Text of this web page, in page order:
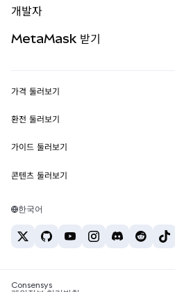
무기한 선물
실물자산
개발자
MetaMask Connect
Snaps
웹3 서비스
MetaMask 받기
보안
고객 지원
채용
가격 둘러보기
이더리움 가격
솔라나 가격
테더 가격
환전 둘러보기
ETH를 USD로 환전
USDT를 INR로 환전
BTC를 INR로 환전
ETH를 USDT로 환전
가이드 둘러보기
ETH 매수
USDT 매수
SHIB 매수
콘텐츠 둘러보기
솔라나 지갑
한국어
Consensys